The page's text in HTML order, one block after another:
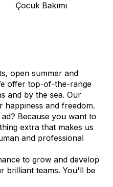
Çocuk Bakımı
open summer and
offer top-of-the-range
and by the sea. Our
and freedom.
Because you want to
extra that makes us
and professional
to grow and develop
brilliant teams. You'll be